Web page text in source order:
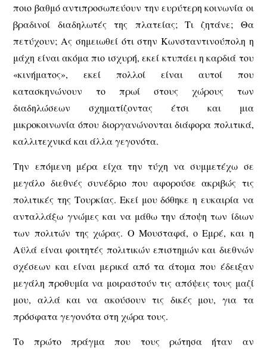
ποιο βαθμό αντιπροσωπεύουν την ευρύτερη κοινωνία οι
βραδινοί διαδηλωτές της πλατείας; Τι ζητάνε; Θα
πετύχουν; Ας σημειωθεί ότι στην Κωνσταντινούπολη η
μάχη είναι ακόμα πιο ισχυρή, εκεί κτυπάει η καρδιά του
«κινήματος», εκεί πολλοί είναι αυτοί που
κατασκηνώνουν το πρωί στους χώρους των
διαδηλώσεων σχηματίζοντας έτσι και μια
μικροκοινωνία όπου διοργανώνονται διάφορα πολιτικά,
καλλιτεχνικά και άλλα γεγονότα.
Την επόμενη μέρα είχα την τύχη να συμμετέχω σε
μεγάλο διεθνές συνέδριο που αφορούσε ακριβώς τις
πολιτικές της Τουρκίας. Εκεί μου δόθηκε η ευκαιρία να
ανταλλάξω γνώμες και να μάθω την άποψη των ίδιων
των πολιτών της χώρας. Ο Μουσταφά, ο Εμρέ, και η
Αϋλά είναι φοιτητές πολιτικών επιστημών και διεθνών
σχέσεων και είναι μερικά από τα άτομα που έδειξαν
μεγάλη προθυμία να μοιραστούν τις απόψεις τους μαζί
μου, αλλά και να ακούσουν τις δικές μου, για τα
πρόσφατα γεγονότα στη χώρα τους.
Το πρώτο πράγμα που τους ρώτησα ήταν αν